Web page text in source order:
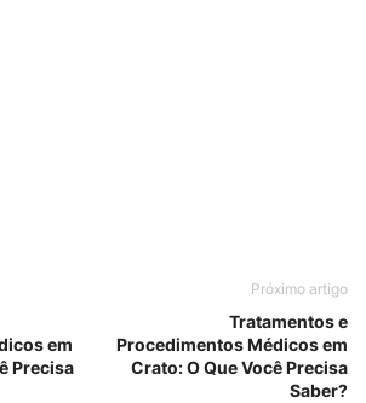
em
Precisa
Próximo artigo
Tratamentos e
Procedimentos Médicos em
Crato: O Que Você Precisa
Saber?